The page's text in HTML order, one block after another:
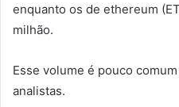
enquanto os de ethereum
milhão.
Esse volume é pouco
analistas.